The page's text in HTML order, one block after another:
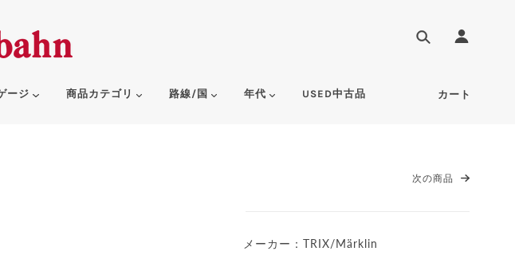
ージ 商品カテゴリ 路線/国 年代 USED中古品 カート
次の商品
メーカー：TRIX/Märklin